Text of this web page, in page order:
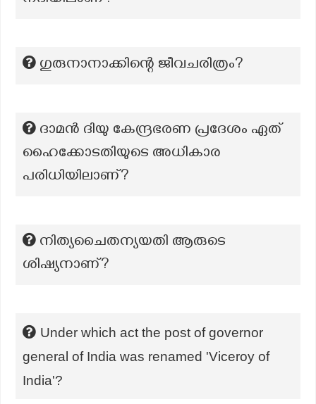
ഗുരുനാനാക്കിന്റെ ജീവചരിത്രം?
ദാമൻ ദിയു കേന്ദ്രഭരണ പ്രദേശം ഏത്
ഹൈക്കോടതിയുടെ അധികാര
പരിധിയിലാണ്?
നിത്യചൈതന്യയതി ആരുടെ
ശിഷ്യനാണ്?
Under which act the post of governor
general of India was renamed 'Viceroy of
India'?